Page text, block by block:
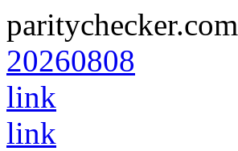
paritychecker.com
20260808
link
link